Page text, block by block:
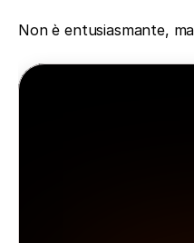
Non è entusiasmante,